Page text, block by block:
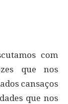
com
que nos
cansaços
que nos